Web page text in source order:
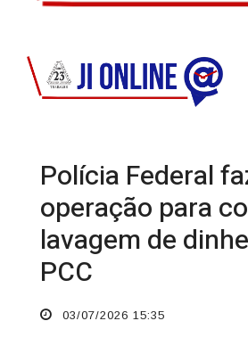
Polícia Federal
operação para
lavagem de
PCC
03/07/2026 15:35